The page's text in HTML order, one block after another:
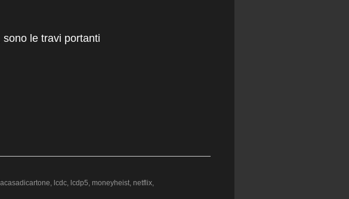
le travi portanti
lacasadicartone lcdc lcdp5 moneyheist netflix